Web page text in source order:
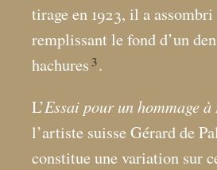
tirage en 1923, il a assombri
remplissant le fond d’un
hachures 3.
L’Essai pour un hommage
l’artiste suisse Gérard de
constitue une variation sur